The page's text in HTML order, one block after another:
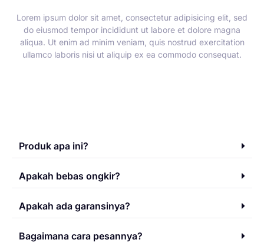
Lorem ipsum dolor sit amet, consectetur adipisicing elit, sed
do eiusmod tempor incididunt ut labore et dolore magna
aliqua. Ut enim ad minim veniam, quis nostrud exercitation
ullamco laboris nisi ut aliquip ex ea commodo consequat.
Produk apa ini?
Apakah bebas ongkir?
Apakah ada garansinya?
Bagaimana cara pesannya?